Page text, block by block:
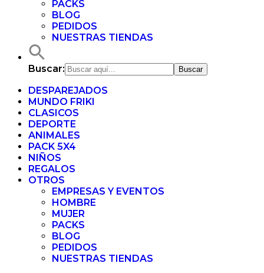
PACKS
BLOG
PEDIDOS
NUESTRAS TIENDAS
Buscar:
DESPAREJADOS
MUNDO FRIKI
CLASICOS
DEPORTE
ANIMALES
PACK 5X4
NIÑOS
REGALOS
OTROS
EMPRESAS Y EVENTOS
HOMBRE
MUJER
PACKS
BLOG
PEDIDOS
NUESTRAS TIENDAS